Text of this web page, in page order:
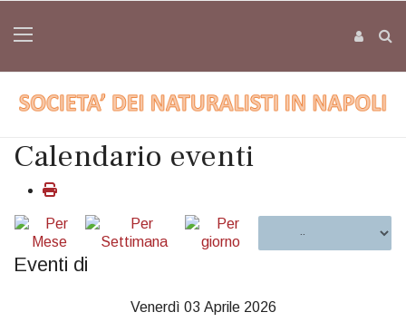
Calendario eventi
Eventi di
Venerdì 03 Aprile 2026